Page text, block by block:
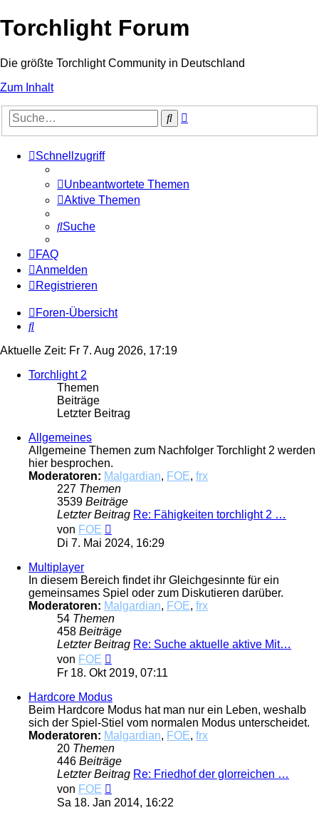
Torchlight Forum
Die größte Torchlight Community in Deutschland
Zum Inhalt
Suche
Schnellzugriff
Unbeantwortete Themen
Aktive Themen
Suche
FAQ
Anmelden
Registrieren
Foren-Übersicht
Suche
Aktuelle Zeit: Fr 7. Aug 2026, 17:19
Torchlight 2
Themen
Beiträge
Letzter Beitrag
Allgemeines
Allgemeine Themen zum Nachfolger Torchlight 2 werden
hier besprochen.
Moderatoren: Malgardian, FOE, frx
227 Themen
3539 Beiträge
Letzter Beitrag Re: Fähigkeiten torchlight 2 …
von FOE
Beitrag
Di 7. Mai 2024, 16:29
Multiplayer
In diesem Bereich findet ihr Gleichgesinnte für ein
gemeinsames Spiel oder zum Diskutieren darüber.
Moderatoren: Malgardian, FOE, frx
54 Themen
458 Beiträge
Letzter Beitrag Re: Suche aktuelle aktive Mit…
von FOE
Beitrag
Fr 18. Okt 2019, 07:11
Hardcore Modus
Beim Hardcore Modus hat man nur ein Leben, weshalb
sich der Spiel-Stiel vom normalen Modus unterscheidet.
Moderatoren: Malgardian, FOE, frx
20 Themen
446 Beiträge
Letzter Beitrag Re: Friedhof der glorreichen …
von FOE
Beitrag
Sa 18. Jan 2014, 16:22